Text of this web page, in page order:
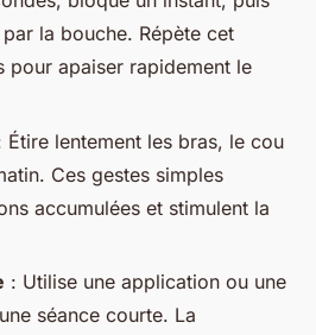
la bouche. Répète cet
pour apaiser rapidement le
Étire lentement les bras, le cou
Ces gestes simples
accumulées et stimulent la
: Utilise une application ou une
séance courte. La